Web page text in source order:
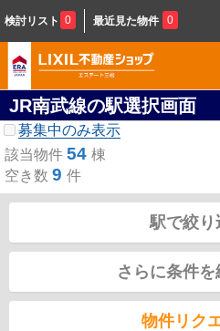
検討リスト 0 最近見た物件 0
JR南武線の駅選択画面
募集中のみ表示
該当物件 54 棟
空き数 9 件
駅で絞り
さらに条件
物件リク